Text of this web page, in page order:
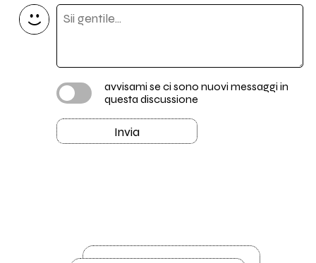
avvisami se ci sono nuovi messaggi in
questa discussione
Invia